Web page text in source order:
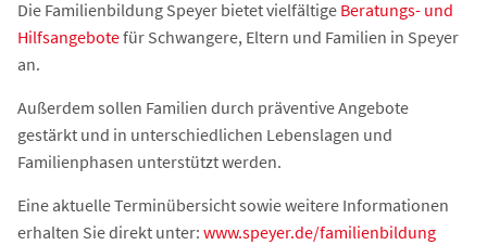
Die Familienbildung Speyer bietet vielfältige Beratungs- und
Hilfsangebotefür Schwangere, Eltern und Familien in Speyer
an.
Außerdem sollen Familien durch präventive Angebote
gestärkt und in unterschiedlichen Lebenslagen und
Familienphasen unterstützt werden.
Eine aktuelle Terminübersicht sowie weitere Informationen
erhalten Sie direkt unter: www.speyer.de/familienbildung